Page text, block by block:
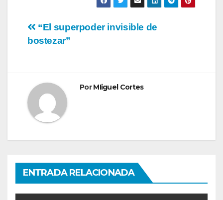
Navegación
“El superpoder invisible de
bostezar”
PorMIiguel Cortes
ENTRADA RELACIONADA